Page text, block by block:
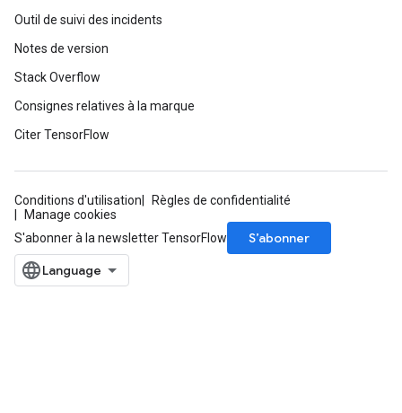
Outil de suivi des incidents
Notes de version
Stack Overflow
Consignes relatives à la marque
Citer TensorFlow
Conditions d'utilisation
Règles de confidentialité
Manage cookies
S'abonner à la newsletter TensorFlow
S’abonner